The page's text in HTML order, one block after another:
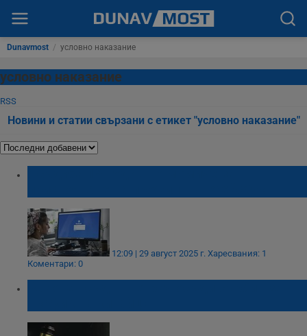
Dunavmost / условно наказание
условно наказание
RSS
Новини и статии свързани с етикет "условно наказание"
12:09 | 29 август 2025 г. Харесвания: 1
Коментари: 0